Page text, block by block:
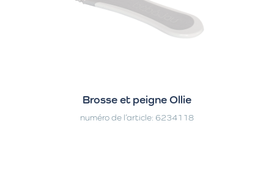
Brosse et peigne Ollie
numéro de l’article: 6234118